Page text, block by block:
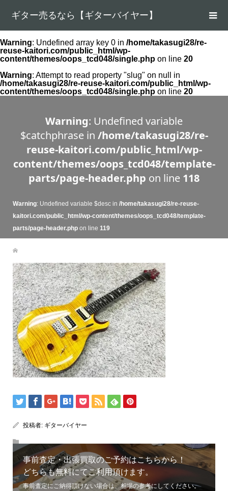
ギター売るなら【ギターバイヤー】
Warning: Undefined array key 0 in /home/takasugi28/re-
reuse-kaitori.com/public_html/wp-
content/themes/oops_tcd048/single.php on line 20
Warning: Attempt to read property "slug" on null in
/home/takasugi28/re-reuse-kaitori.com/public_html/wp-
content/themes/oops_tcd048/single.php on line 20
Warning: Undefined variable
$catchphrase in /home/takasugi28/re-
reuse-kaitori.com/public_html/wp-
content/themes/oops_tcd048/template-
parts/page-header.php on line 118
Warning: Undefined variable $desc in /home/takasugi28/re-reuse-
kaitori.com/public_html/wp-content/themes/oops_tcd048/template-
parts/page-header.phpon line 119
投稿者: ギターバイヤー
事前査定・出張買取のご予約はこちらから！
どちらも無料にてご利用頂けます。
事前査定にご納得頂けない場合は、相場の参考にしてください。